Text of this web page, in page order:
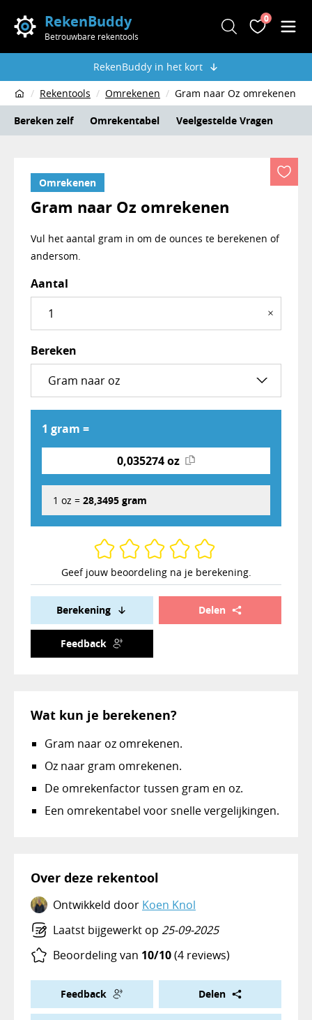
RekenBuddy
Betrouwbare rekentools Zoeken
0
RekenBuddy in het kort
HomeRekentools Omrekenen Gram naar Oz omrekenen
Bereken zelf Omrekentabel Veelgestelde Vragen
Omrekenen
Gram naar Oz omrekenen
Vul het aantal gram in om de ounces te berekenen of
andersom.
Rekentool gram naar oz
Aantal
×
Bereken
1 gram =
0,035274 oz
1 oz = 28,3495 gram
Geef jouw beoordeling na je berekening.
Berekening Delen
Feedback
Wat kun je berekenen?
Gram naar oz omrekenen.
Oz naar gram omrekenen.
De omrekenfactor tussen gram en oz.
Een omrekentabel voor snelle vergelijkingen.
Over deze rekentool
Ontwikkeld door Koen Knol
Laatst bijgewerkt op 25-09-2025
Beoordeling van 10/10(4 reviews)
Feedback Delen